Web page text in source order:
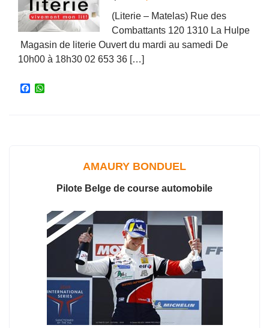
(Literie – Matelas) Rue des
Combattants 120 1310 La Hulpe
Magasin de literie Ouvert du mardi au samedi De
10h00 à 18h30 02 653 36 […]
F
AMAURY BONDUEL
Pilote Belge de course automobile